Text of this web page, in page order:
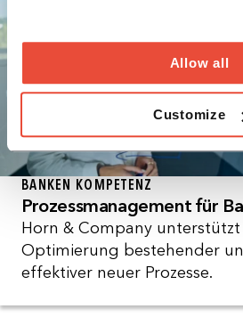
Allow all
Customize
BANKEN KOMPETENZ
Prozessmanagement für
Horn & Company unterstützt
Optimierung bestehender
effektiver neuer Prozesse.